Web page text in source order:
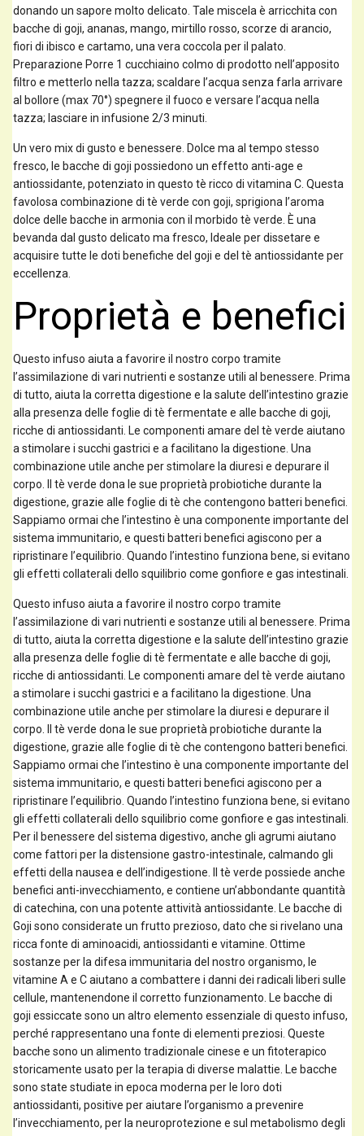
donando un sapore molto delicato. Tale miscela è arricchita con
bacche di goji, ananas, mango, mirtillo rosso, scorze di arancio,
fiori di ibisco e cartamo, una vera coccola per il palato.
Preparazione Porre 1 cucchiaino colmo di prodotto nell’apposito
filtro e metterlo nella tazza; scaldare l’acqua senza farla arrivare
al bollore (max 70°) spegnere il fuoco e versare l’acqua nella
tazza; lasciare in infusione 2/3 minuti.
Un vero mix di gusto e benessere. Dolce ma al tempo stesso
fresco, le bacche di goji possiedono un effetto anti-age e
antiossidante, potenziato in questo tè ricco di vitamina C. Questa
favolosa combinazione di tè verde con goji, sprigiona l’aroma
dolce delle bacche in armonia con il morbido tè verde. È una
bevanda dal gusto delicato ma fresco, Ideale per dissetare e
acquisire tutte le doti benefiche del goji e del tè antiossidante per
eccellenza.
Proprietà e benefici
Questo infuso aiuta a favorire il nostro corpo tramite
l’assimilazione di vari nutrienti e sostanze utili al benessere. Prima
di tutto, aiuta la corretta digestione e la salute dell’intestino grazie
alla presenza delle foglie di tè fermentate e alle bacche di goji,
ricche di antiossidanti. Le componenti amare del tè verde aiutano
a stimolare i succhi gastrici e a facilitano la digestione. Una
combinazione utile anche per stimolare la diuresi e depurare il
corpo. Il tè verde dona le sue proprietà probiotiche durante la
digestione, grazie alle foglie di tè che contengono batteri benefici.
Sappiamo ormai che l’intestino è una componente importante del
sistema immunitario, e questi batteri benefici agiscono per a
ripristinare l’equilibrio. Quando l’intestino funziona bene, si evitano
gli effetti collaterali dello squilibrio come gonfiore e gas intestinali.
Questo infuso aiuta a favorire il nostro corpo tramite
l’assimilazione di vari nutrienti e sostanze utili al benessere. Prima
di tutto, aiuta la corretta digestione e la salute dell’intestino grazie
alla presenza delle foglie di tè fermentate e alle bacche di goji,
ricche di antiossidanti. Le componenti amare del tè verde aiutano
a stimolare i succhi gastrici e a facilitano la digestione. Una
combinazione utile anche per stimolare la diuresi e depurare il
corpo. Il tè verde dona le sue proprietà probiotiche durante la
digestione, grazie alle foglie di tè che contengono batteri benefici.
Sappiamo ormai che l’intestino è una componente importante del
sistema immunitario, e questi batteri benefici agiscono per a
ripristinare l’equilibrio. Quando l’intestino funziona bene, si evitano
gli effetti collaterali dello squilibrio come gonfiore e gas intestinali.
Per il benessere del sistema digestivo, anche gli agrumi aiutano
come fattori per la distensione gastro-intestinale, calmando gli
effetti della nausea e dell’indigestione. Il tè verde possiede anche
benefici anti-invecchiamento, e contiene un’abbondante quantità
di catechina, con una potente attività antiossidante. Le bacche di
Goji sono considerate un frutto prezioso, dato che si rivelano una
ricca fonte di aminoacidi, antiossidanti e vitamine. Ottime
sostanze per la difesa immunitaria del nostro organismo, le
vitamine A e C aiutano a combattere i danni dei radicali liberi sulle
cellule, mantenendone il corretto funzionamento. Le bacche di
goji essiccate sono un altro elemento essenziale di questo infuso,
perché rappresentano una fonte di elementi preziosi. Queste
bacche sono un alimento tradizionale cinese e un fitoterapico
storicamente usato per la terapia di diverse malattie. Le bacche
sono state studiate in epoca moderna per le loro doti
antiossidanti, positive per aiutare l’organismo a prevenire
l’invecchiamento, per la neuroprotezione e sul metabolismo degli